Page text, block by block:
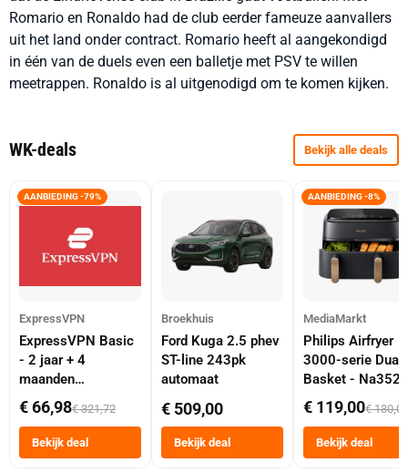
Romario en Ronaldo had de club eerder fameuze aanvallers
uit het land onder contract. Romario heeft al aangekondigd
in één van de duels even een balletje met PSV te willen
meetrappen. Ronaldo is al uitgenodigd om te komen kijken.
WK-deals Bekijk alle deals
AANBIEDING -79%
ExpressVPN
ExpressVPN Basic
- 2 jaar + 4
maanden
abonnement
€ 66,98€ 321,72
Bekijk deal
Broekhuis
Ford Kuga 2.5 phev
ST-line 243pk
automaat
€ 509,00
Bekijk deal
AANBIEDING -8%
MediaMarkt
Philips Airfryer
3000-serie Dual
Basket -
Dubbele Mand 9
Tot 6 Personen
Heteluchtfriteuse
Zwart
€ 119,00€ 130,00
Bekijk deal